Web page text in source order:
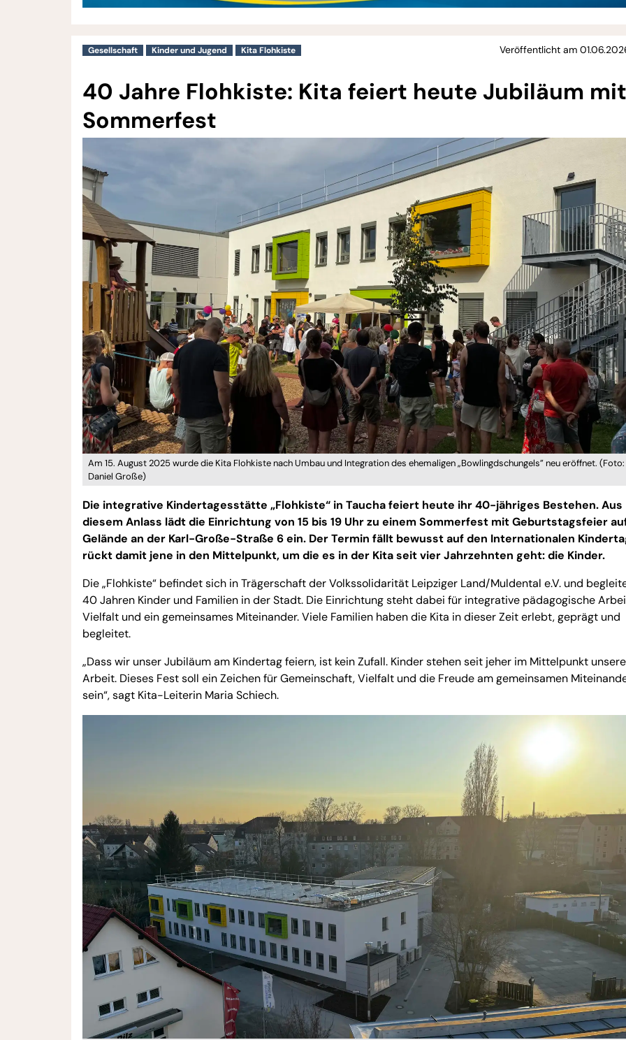
Gesellschaft Kinder und Jugend Kita Flohkiste Veröffentlicht am
40 Jahre Flohkiste: Kita feiert heute Jubiläum mit
Sommerfest
Am 15. August 2025 wurde die Kita Flohkiste nach Umbau und Integration des ehemaligen „Bowlingdschungels” neu eröffnet. (Foto:
Daniel Große)
Die integrative Kindertagesstätte „Flohkiste“ in Taucha feiert heute ihr 40-jähriges Bestehen. Aus
diesem Anlass lädt die Einrichtung von 15 bis 19 Uhr zu einem Sommerfest mit Geburtstagsfeier
Gelände an der Karl-Große-Straße 6 ein. Der Termin fällt bewusst auf den Internationalen
rückt damit jene in den Mittelpunkt, um die es in der Kita seit vier Jahrzehnten geht: die Kinder.
Die „Flohkiste“ befindet sich in Trägerschaft der Volkssolidarität Leipziger Land/Muldental e.V. und
40 Jahren Kinder und Familien in der Stadt. Die Einrichtung steht dabei für integrative pädagogische
Vielfalt und ein gemeinsames Miteinander. Viele Familien haben die Kita in dieser Zeit erlebt, geprägt und
begleitet.
„Dass wir unser Jubiläum am Kindertag feiern, ist kein Zufall. Kinder stehen seit jeher im Mittelpunkt
Arbeit. Dieses Fest soll ein Zeichen für Gemeinschaft, Vielfalt und die Freude am gemeinsamen
sein“, sagt Kita-Leiterin Maria Schiech.